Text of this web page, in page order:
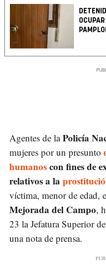
Agentes de laPolicía
mujeres por un presunto
humanoscon fines de
relativos a la
víctima, menor de edad,
Mejorada del Campo,
23 la Jefatura Superior
una nota de prensa.